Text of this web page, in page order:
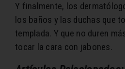
Y finalmente, los
los baños y las duchas que
templada. Y que no duren
tocar la cara con jabones.